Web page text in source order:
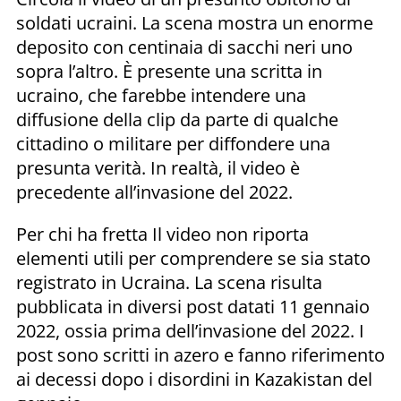
soldati ucraini. La scena mostra un enorme
deposito con centinaia di sacchi neri uno
sopra l’altro. È presente una scritta in
ucraino, che farebbe intendere una
diffusione della clip da parte di qualche
cittadino o militare per diffondere una
presunta verità. In realtà, il video è
precedente all’invasione del 2022.
Per chi ha fretta Il video non riporta
elementi utili per comprendere se sia stato
registrato in Ucraina. La scena risulta
pubblicata in diversi post datati 11 gennaio
2022, ossia prima dell’invasione del 2022. I
post sono scritti in azero e fanno riferimento
ai decessi dopo i disordini in Kazakistan del